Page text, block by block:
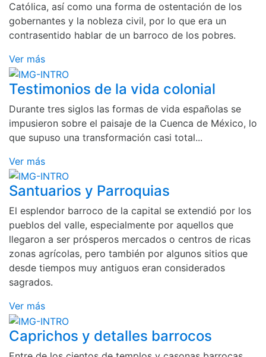
Católica, así como una forma de ostentación de los
gobernantes y la nobleza civil, por lo que era un
contrasentido hablar de un barroco de los pobres.
Ver más
Testimonios de la vida colonial
Durante tres siglos las formas de vida españolas se
impusieron sobre el paisaje de la Cuenca de México, lo
que supuso una transformación casi total...
Ver más
Santuarios y Parroquias
El esplendor barroco de la capital se extendió por los
pueblos del valle, especialmente por aquellos que
llegaron a ser prósperos mercados o centros de ricas
zonas agrícolas, pero también por algunos sitios que
desde tiempos muy antiguos eran considerados
sagrados.
Ver más
Caprichos y detalles barrocos